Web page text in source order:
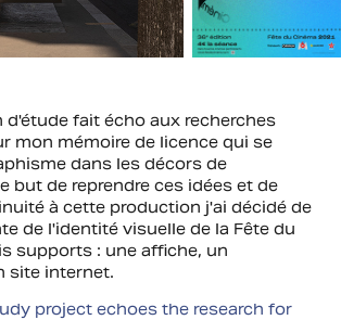
d'étude fait écho aux recherches
mon mémoire de licence qui se
dans les décors de
but de reprendre ces idées et de
à cette production j'ai décidé de
de l'identité visuelle de la Fête du
supports : une affiche, un
site internet.
project echoes the research for